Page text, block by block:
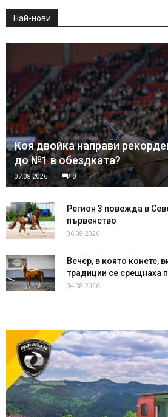
Най-нови
Коя двойка направи
до №1 в обездката?
07.08.2026 0
Регион 3 повежда в
първенство
06.08.2026
Вечер, в която конете,
традиции се срещнаха
04.08.2026